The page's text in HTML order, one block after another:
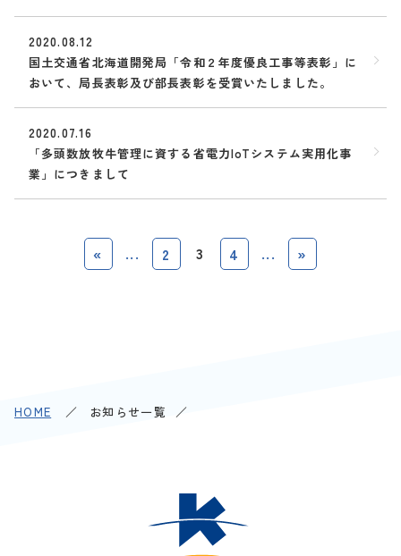
2020.08.12
国土交通省北海道開発局「令和２年度優良工事等表彰」に
おいて、局長表彰及び部長表彰を受賞いたしました。
2020.07.16
「多頭数放牧牛管理に資する省電力IoTシステム実用化事
業」につきまして
« ... 2 3 4 ... »
HOME お知らせ一覧